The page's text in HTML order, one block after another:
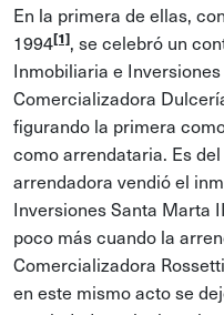
En la primera de ellas,
1994[1], se celebró un
Inmobiliaria e
Comercializadora
figurando la primera
como arrendataria. Es
arrendadora vendió el
Inversiones Santa Marta
poco más cuando la
Comercializadora
en este mismo acto se